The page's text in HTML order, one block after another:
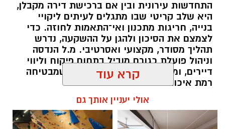
התחדשות עירונית ובין אם ברכישת דירה מקבלן,
היא שלב קריטי שבו מתגלים לעיתים ליקויי
בנייה, חריגות מתכנון ואי־התאמות לחוזה. כדי
לצמצם את הסיכון ולהגן על ההשקעה, נדרש
תהליך מסודר, מקצועי ואסרטיבי. מ.ל הנדסה
וניהול פועלת כגורם מוביל בתחום פיקוח וליווי
דיירים, ומיישמת מתודולוגיה סדורה שמבטיחה
רמת איכות גבוהה במסירת הדירות.
להאזנה לתוכן:
קרא עוד
אולי יעניין אותך גם